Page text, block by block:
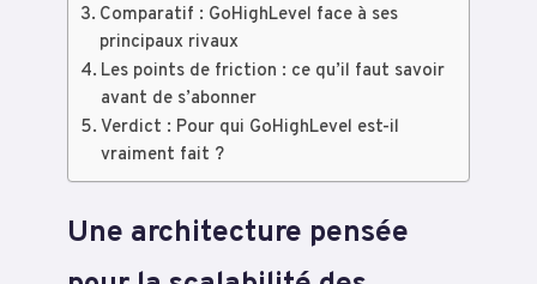
Comparatif : GoHighLevel face à ses
principaux rivaux
Les points de friction : ce qu’il faut savoir
avant de s’abonner
Verdict : Pour qui GoHighLevel est-il
vraiment fait ?
Une architecture pensée